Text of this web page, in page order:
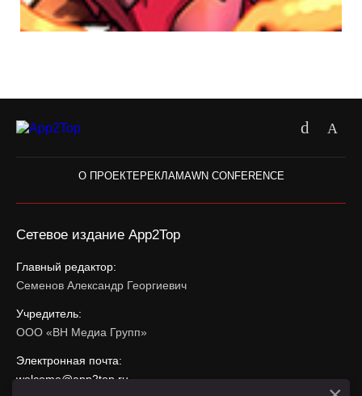
О ПРОЕКТЕРЕКЛАМАWN CONFERENCE
Сетевое издание App2Top
Главный редактор:
Семенов Александр Георгиевич
Учредитель:
ООО «ВН Медиа Групп»
Электронная почта:
welcome@app2top.ru